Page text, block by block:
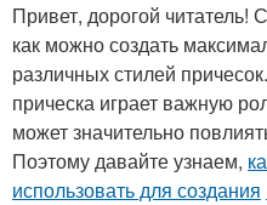
Привет, дорогой
как можно создать
различных стилей
прическа играет важную
может значительно
Поэтому давайте узнаем,
использовать для создания